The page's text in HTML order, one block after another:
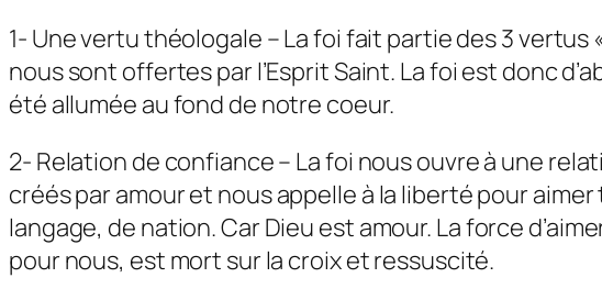
1- Une vertu théologale – La foi fait partie des 3
nous sont offertes par l’Esprit Saint. La foi est donc
été allumée au fond de notre coeur.
2- Relation de confiance – La foi nous ouvre à une
créés par amour et nous appelle à la liberté pour
langage, de nation. Car Dieu est amour. La force
pour nous, est mort sur la croix et ressuscité.